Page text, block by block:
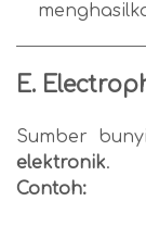
E.
Sumber
elektronik.
Contoh: